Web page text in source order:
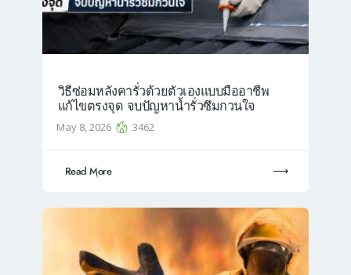
วิธีซ่อมหลังคารั่วด้วยตัวเองแบบมืออาชีพ
แก้ไขตรงจุด จบปัญหาน้ำรั่วซึมกวนใจ
May 8, 2026 3462
Read More